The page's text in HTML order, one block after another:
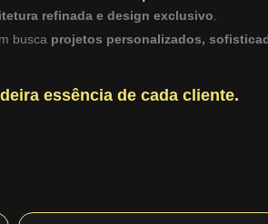
refinada e design exclusivo.
busca projetos personalizados,
essência de cada cliente.